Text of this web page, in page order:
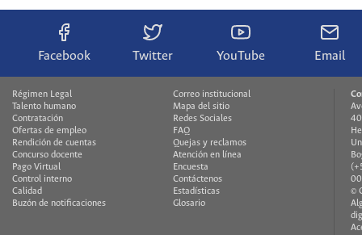
Facebook Twitter YouTube Email
Régimen Legal
Talento humano
Contratación
Ofertas de empleo
Rendición de cuentas
Concurso docente
Pago Virtual
Control interno
Calidad
Buzón de notificaciones
Correo institucional
Mapa del sitio
Redes Sociales
FAQ
Quejas y reclamos
Atención en línea
Encuesta
Contáctenos
Estadísticas
Glosario
©